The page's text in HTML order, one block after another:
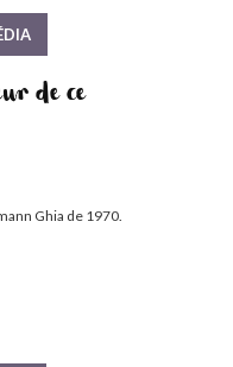
de ce
Ghia de 1970.